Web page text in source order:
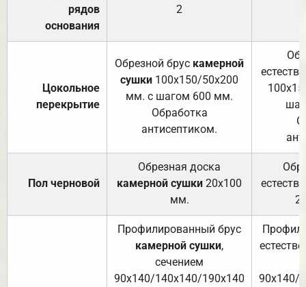
рядов
основания
2
Цокольное
перекрытие
Обрезной брус камерной
сушки 100х150/50х200
мм. с шагом 600 мм.
Обработка
антисептиком.
Пол черновой
Обрезная доска
камерной сушки 20х100
мм.
Профилированный брус
камерной сушки,
сечением
90х140/140х140/190х140
90х140/